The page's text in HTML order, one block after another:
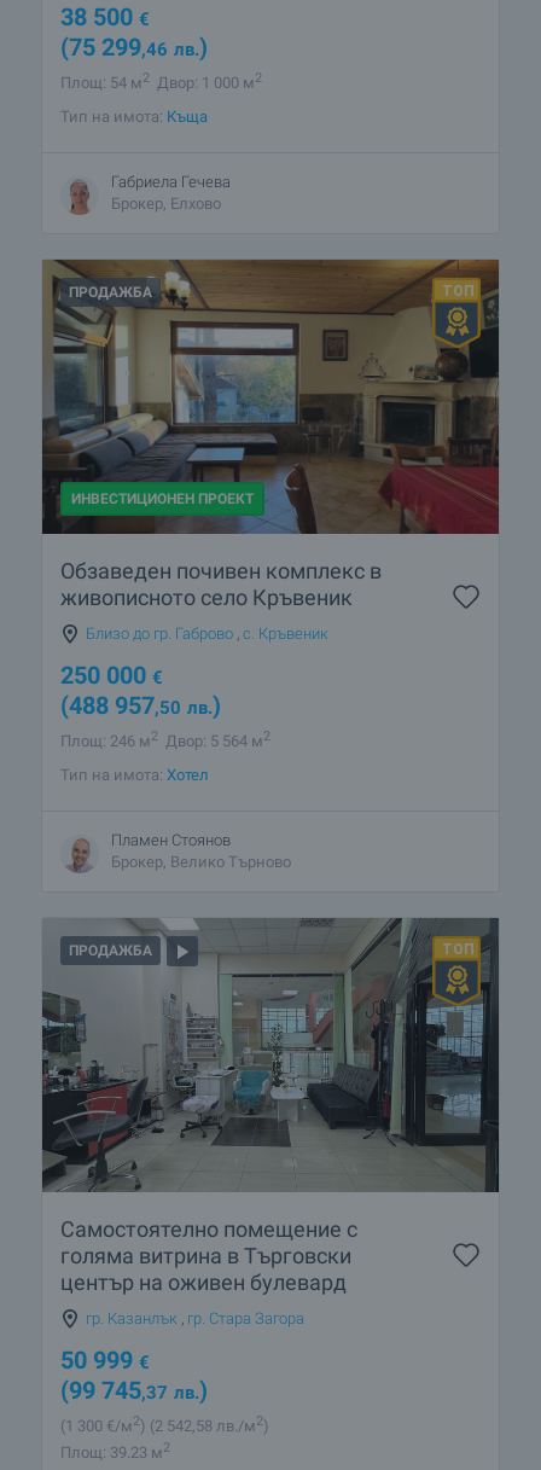
38 500 €
(75 299,46 лв.)
Площ: 54 м2 Двор: 1 000 м2
Тип на имота: Къща
Габриела Гечева
Брокер, Елхово
ПРОДАЖБА
ИНВЕСТИЦИОНЕН ПРОЕКТ
Oбзаведен почивен комплекс в
живописното село Кръвеник
Близо до гр. Габрово с. Кръвеник
250 000 €
(488 957,50 лв.)
Площ: 246 м2 Двор: 5 564 м2
Тип на имота: Хотел
Пламен Стоянов
Брокер, Велико Търново
ПРОДАЖБА
Самостоятелно помещение с
голяма витрина в Търговски
център на оживен булевард
гр. Казанлък гр. Стара Загора
50 999 €
(99 745,37 лв.)
(1 300 €/м2) (2 542,58 лв./м2)
Площ: 39.23 м2